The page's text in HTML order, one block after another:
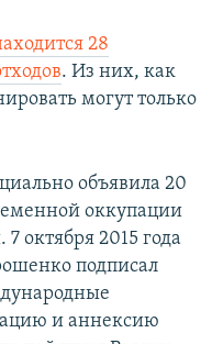
28
. Из них, как
могут только
объявила 20
оккупации
октября 2015 года
подписал
и аннексию